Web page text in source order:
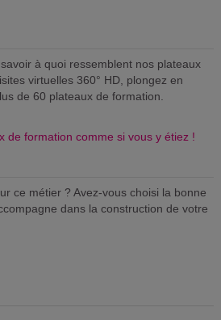
à quoi ressemblent nos plateaux
virtuelles 360° HD, plongez en
de 60 plateaux de formation.
de formation comme si vous y étiez !
ce métier ? Avez-vous choisi la bonne
dans la construction de votre